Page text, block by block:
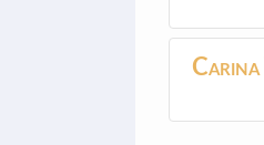
Carina